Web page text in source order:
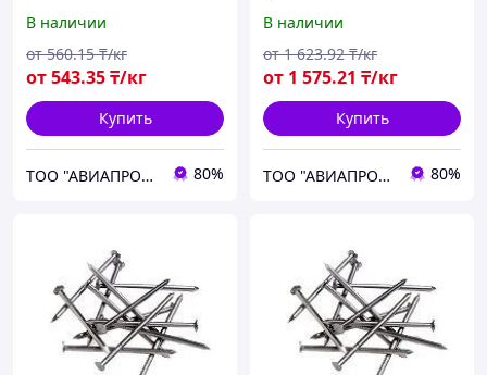
В наличии
от543.35₸/кг
от 560.15 ₸/кг
Купить
ТОО "АВИАПРОМСТАЛЬ" 80%
В наличии
от 1 575.21 ₸/кг
от 1 623.92 ₸/кг
Купить
ТОО "АВИАПРОМСТАЛЬ" 80%